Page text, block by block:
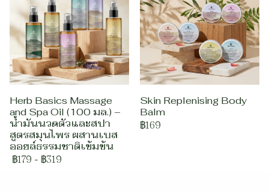
Herb Basics Massage
and Spa Oil (100 มล.) –
น้ำมันนวดตัวและสปา
สูตรสมุนไพร ผสานเบส
ออยล์ธรรมชาติเข้มข้น
฿179 - ฿319
Skin Replenising Body
Balm
฿169